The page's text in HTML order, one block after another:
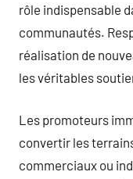
rôle indispensable
communautés.
réalisation de
les véritables
Les promoteurs
convertir les
commerciaux ou